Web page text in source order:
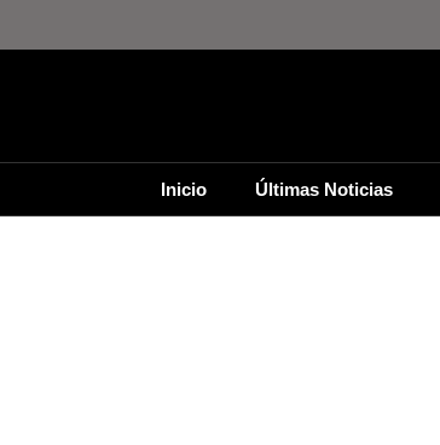
Inicio Últimas Noticias